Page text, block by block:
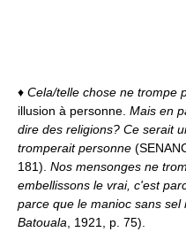
♦ Cela/telle chose ne trompe
illusion à personne. Mais en
dire des religions? Ce serait
tromperait personne
181). Nos mensonges ne
embellissons le vrai, c'est
parce que le manioc sans sel
Batouala , 1921, p. 75).